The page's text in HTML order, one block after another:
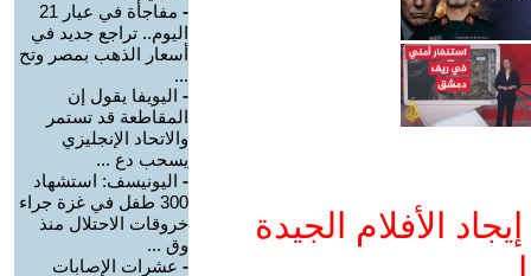
الأفلام الجيدة
-
مفاجأة في عيار 21
اليوم.. تراجع جديد في
أسعار الذهب بمصر وتح
...
- اليويفا يقول إن
المقاطعة قد تستمر
والاتحاد الإنجليزي
يسحب دع ...
- اليونيسف: استشهاد
300 طفل في غزة جراء
خروقات الاحتلال منذ
وق ...
- عشرات الإصابات